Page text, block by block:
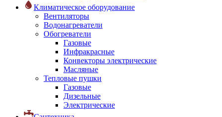
Климатическое оборудование
Вентиляторы
Водонагреватели
Обогреватели
Газовые
Инфракрасные
Конвекторы электрические
Масляные
Тепловые пушки
Газовые
Дизельные
Электрические